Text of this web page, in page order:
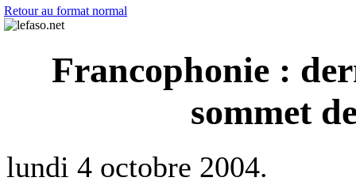
Retour au format normal
Francophonie :
sommet
lundi 4 octobre 2004.